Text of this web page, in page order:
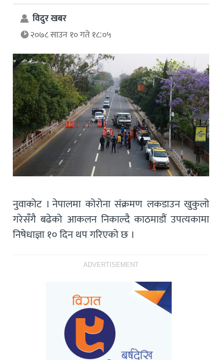
विदुर खबर
२०७८ साउन १० गते १८:०५
नुवाकोट । नेपालमा कोरोना संक्रमण लकडाउन खुकुलो
गरेसँगै बढेको आकलन निकाल्दै काठमाडौं उपत्यकामा
निषेधाज्ञा १० दिन थप गरिएको छ ।
ADVERTISEMENT